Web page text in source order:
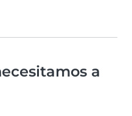
a